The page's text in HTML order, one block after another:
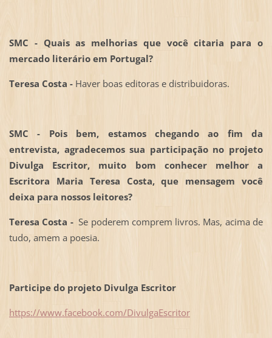
SMC - Quais as melhorias que você citaria para o
mercado literário em Portugal?
Teresa Costa -Haver boas editoras e distribuidoras.
SMC - Pois bem, estamos chegando ao fim da
entrevista, agradecemos sua participação no projeto
Divulga Escritor, muito bom conhecer melhor a
Escritora Maria Teresa Costa, que mensagem você
deixa para nossos leitores?
Teresa Costa -Se poderem comprem livros. Mas, acima de
tudo, amem a poesia.
Participe do projeto Divulga Escritor
https://www.facebook.com/DivulgaEscritor